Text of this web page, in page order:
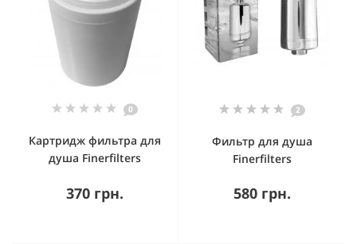
0
Картридж фильтра для
душа Finerfilters
370 грн.
2
Фильтр для душа
Finerfilters
580 грн.